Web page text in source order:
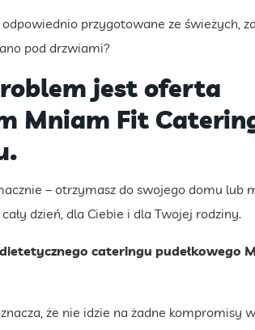
przygotowane ze świeżych,
pod drzwiami?
jest oferta
Mniam Fit
– otrzymasz do swojego domu lub
dzień, dla Ciebie i dla Twojej rodziny.
cateringu pudełkowego
że nie idzie na żadne kompromisy w